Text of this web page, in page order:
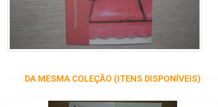
DA MESMA COLEÇÃO (ITENS DISPONÍVEIS)